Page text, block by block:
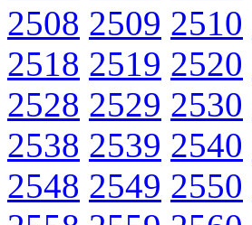
2508 2509 2510
2518 2519 2520
2528 2529 2530
2538 2539 2540
2548 2549 2550